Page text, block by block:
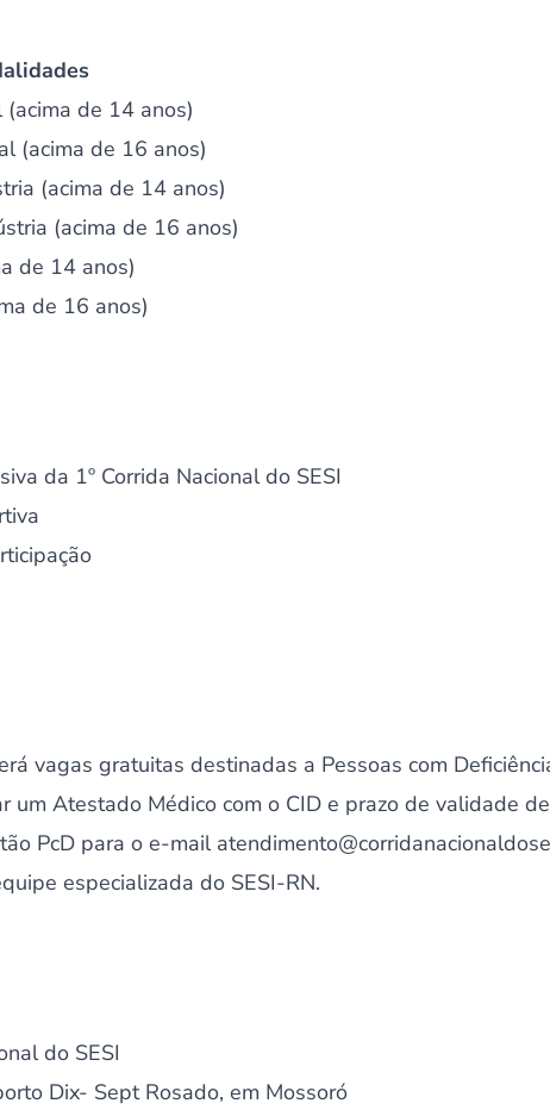
de 14 anos)
(acima de 16 anos)
(acima de 14 anos)
(acima de 16 anos)
de 14 anos)
de 16 anos)
da 1º Corrida Nacional do SESI
vagas gratuitas destinadas a Pessoas com
um Atestado Médico com o CID e prazo de validade
PcD para o e-mail
especializada do SESI-RN.
do SESI
Dix- Sept Rosado, em Mossoró